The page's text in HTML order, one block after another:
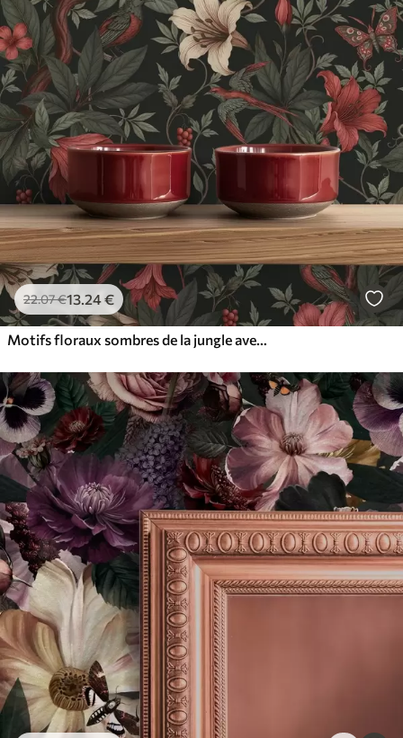
22.07€13.24€
Motifs floraux sombres de la jungle avec des oiseaux et des papillons